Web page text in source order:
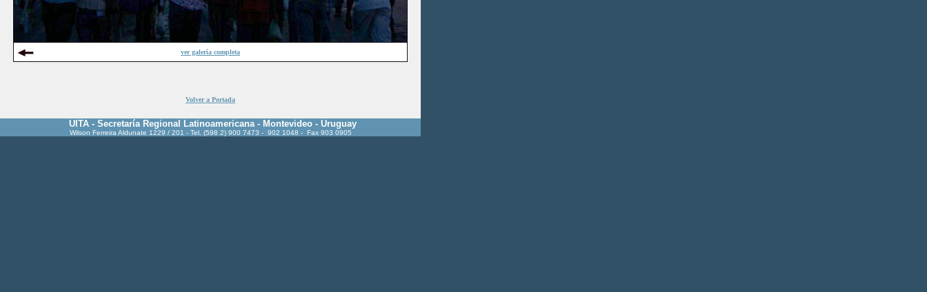
ver galería completa
Volver a Portada
UITA - Secretaría Regional Latinoamericana - Montevideo - Uruguay
Wilson Ferreira Aldunate 1229 / 201 - Tel. (598 2) 900 7473 - 902 1048 - Fax 903 0905